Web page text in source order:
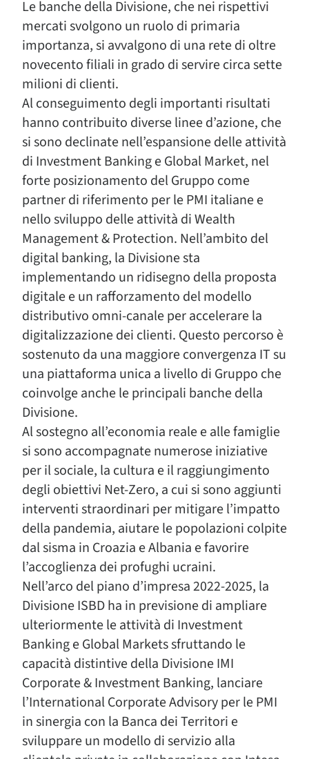
Le banche della Divisione, che nei rispettivi
mercati svolgono un ruolo di primaria
importanza, si avvalgono di una rete di oltre
novecento filiali in grado di servire circa sette
milioni di clienti.
Al conseguimento degli importanti risultati
hanno contribuito diverse linee d’azione, che
si sono declinate nell’espansione delle attività
di Investment Banking e Global Market, nel
forte posizionamento del Gruppo come
partner di riferimento per le PMI italiane e
nello sviluppo delle attività di Wealth
Management & Protection. Nell’ambito del
digital banking, la Divisione sta
implementando un ridisegno della proposta
digitale e un rafforzamento del modello
distributivo omni-canale per accelerare la
digitalizzazione dei clienti. Questo percorso è
sostenuto da una maggiore convergenza IT su
una piattaforma unica a livello di Gruppo che
coinvolge anche le principali banche della
Divisione.
Al sostegno all’economia reale e alle famiglie
si sono accompagnate numerose iniziative
per il sociale, la cultura e il raggiungimento
degli obiettivi Net-Zero, a cui si sono aggiunti
interventi straordinari per mitigare l’impatto
della pandemia, aiutare le popolazioni colpite
dal sisma in Croazia e Albania e favorire
l’accoglienza dei profughi ucraini.
Nell’arco del piano d’impresa 2022-2025, la
Divisione ISBD ha in previsione di ampliare
ulteriormente le attività di Investment
Banking e Global Markets sfruttando le
capacità distintive della Divisione IMI
Corporate & Investment Banking, lanciare
l’International Corporate Advisory per le PMI
in sinergia con la Banca dei Territori e
sviluppare un modello di servizio alla